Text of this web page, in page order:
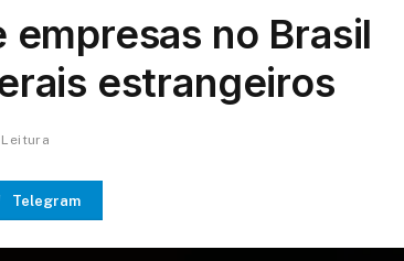
no Brasil
estrangeiros
Leitura
Telegram